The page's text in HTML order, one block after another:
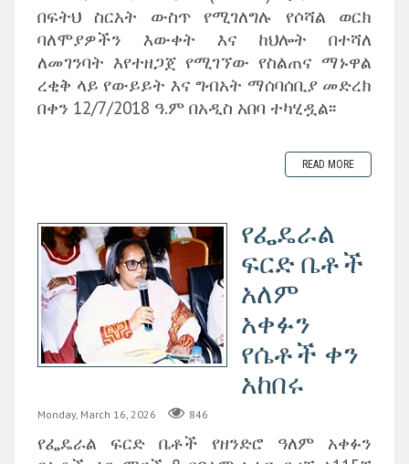
በፍትህ ስርአት ውስጥ የሚገለግሉ የሶሻል ወርክ
ባለሞያዎችን እውቀት እና ከህሎት በተሻለ
ለመገንባት እየተዘጋጀ የሚገኘው የስልጠና ማኑዋል
ረቂቅ ላይ የውይይት እና ግብአት ማሰባሰቢያ መድረክ
በቀን 12/7/2018 ዓ.ም በአዲስ አበባ ተካሂዷል፡፡
READ MORE
የፌዴራል
ፍርድ ቤቶች
አለም
አቀፉን
የሴቶች ቀን
አከበሩ
Monday, March 16, 2026 846
የፌዴራል ፍርድ ቤቶች የዘንድሮ ዓለም አቀፉን